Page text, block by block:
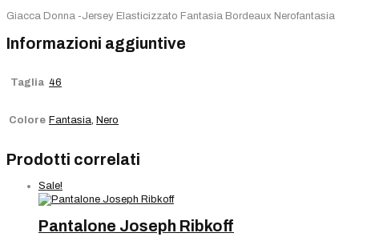
Giacca Donna -Jersey Elasticizzato Fantasia Bordeaux Nerofantasia
Informazioni aggiuntive
Taglia 46
Colore Fantasia Nero
Prodotti correlati
Sale!
Pantalone Joseph Ribkoff